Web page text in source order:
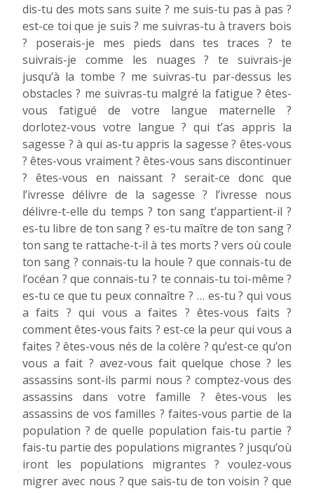
dis-tu des mots sans suite ? me suis-tu pas à pas ?
est-ce toi que je suis ? me suivras-tu à travers bois
? poserais-je mes pieds dans tes traces ? te
suivrais-je comme les nuages ? te suivrais-je
jusqu’à la tombe ? me suivras-tu par-dessus les
obstacles ? me suivras-tu malgré la fatigue ? êtes-
vous fatigué de votre langue maternelle ?
dorlotez-vous votre langue ? qui t’as appris la
sagesse ? à qui as-tu appris la sagesse ? êtes-vous
? êtes-vous vraiment ? êtes-vous sans discontinuer
? êtes-vous en naissant ? serait-ce donc que
l’ivresse délivre de la sagesse ? l’ivresse nous
délivre-t-elle du temps ? ton sang t’appartient-il ?
es-tu libre de ton sang ? es-tu maître de ton sang ?
ton sang te rattache-t-il à tes morts ? vers où coule
ton sang ? connais-tu la houle ? que connais-tu de
l’océan ? que connais-tu ? te connais-tu toi-même ?
es-tu ce que tu peux connaître ? … es-tu ? qui vous
a faits ? qui vous a faites ? êtes-vous faits ?
comment êtes-vous faits ? est-ce la peur qui vous a
faites ? êtes-vous nés de la colère ? qu’est-ce qu’on
vous a fait ? avez-vous fait quelque chose ? les
assassins sont-ils parmi nous ? comptez-vous des
assassins dans votre famille ? êtes-vous les
assassins de vos familles ? faites-vous partie de la
population ? de quelle population fais-tu partie ?
fais-tu partie des populations migrantes ? jusqu’où
iront les populations migrantes ? voulez-vous
migrer avec nous ? que sais-tu de ton voisin ? que